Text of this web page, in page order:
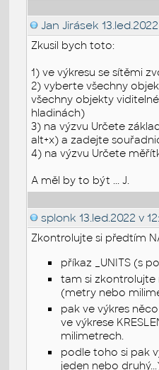
Jan Jirásek
Zkusil bych toto:
1) ve výkresu se sítěmi
2) vyberte všechny
všechny objekty
hladinách)
3) na výzvu Určete
alt+x) a zadejte
4) na výzvu Určete
A měl by to být ... J.
splonk 13.led.2022 v
Zkontrolujte si předtím
příkaz _UNITS (s
tam si zkontrolujte
(metry nebo
pak ve výkres
ve výkrese
milimetrech.
podle toho si pak
jeden nebo